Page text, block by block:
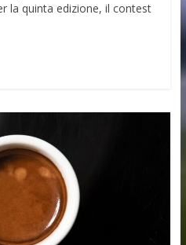
la quinta edizione, il contest